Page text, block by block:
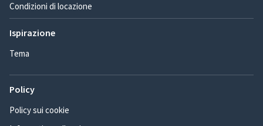
Condizioni di locazione
Ispirazione
Tema
Policy
Policy sui cookie